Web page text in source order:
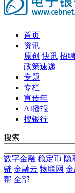
首页
资讯
原创 快讯 招
政策速递
专题
专栏
宣传年
AI播报
搜银行
搜索
数字金融 稳定币 隐
链 金融云 物联网
帮 全部